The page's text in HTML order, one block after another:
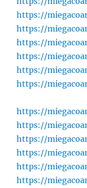
https://
https://
https://
https://
https://
https://
https://
https://
https://
https://
https://
https://